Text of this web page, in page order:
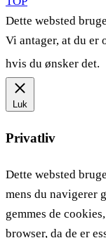
Dette websted
Vi antager, at du er
hvis du ønsker det.
Luk
Privatliv
Dette websted
mens du navigerer
gemmes de
browser, da de er